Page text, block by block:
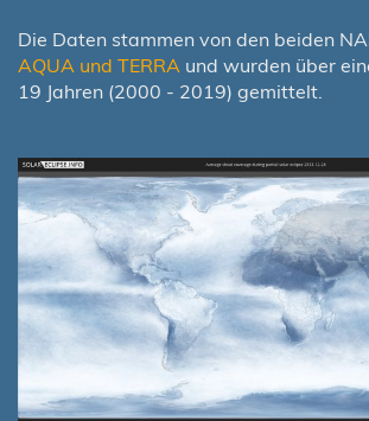
Die Daten stammen von den beiden
AQUA und TERRA und wurden über
19 Jahren (2000 - 2019) gemittelt.